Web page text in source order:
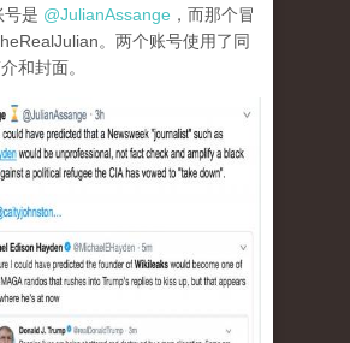
号是 @JulianAssange ，而那个冒
。两个账号使用了同
和封面。